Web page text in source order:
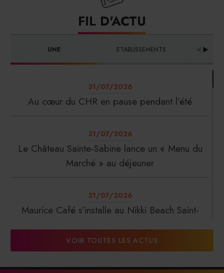
FIL D'ACTU
UNE ETABLISSEMENTS
31/07/2026
Au cœur du CHR en pause pendant l’été
31/07/2026
Le Château Sainte-Sabine lance un « Menu du
Marché » au déjeuner
31/07/2026
Maurice Café s’installe au Nikki Beach Saint-
VOIR TOUTES LES ACTUS